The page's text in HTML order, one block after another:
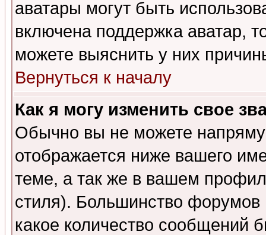
аватары могут быть
включена поддержка аватар,
можете выяснить у них
Вернуться к началу
Как я могу изменить свое
Обычно вы не можете
отображается ниже вашего
теме, а так же в вашем
стиля). Большинство форумов
какое количество сообщений